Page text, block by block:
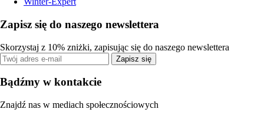
Zapisz się do naszego newslettera
Skorzystaj z 10% zniżki, zapisując się do naszego newslettera
Zapisz się
Bądźmy w kontakcie
Znajdź nas w mediach społecznościowych